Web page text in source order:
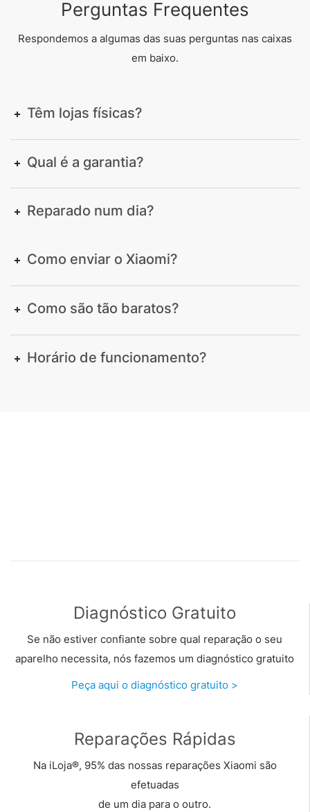
Perguntas Frequentes
Respondemos a algumas das suas perguntas nas caixas
em baixo.
Têm lojas físicas?
Qual é a garantia?
Reparado num dia?
Como enviar o Xiaomi?
Como são tão baratos?
Horário de funcionamento?
Diagnóstico Gratuito
Se não estiver confiante sobre qual reparação o seu
aparelho necessita, nós fazemos um diagnóstico gratuito
Peça aqui o diagnóstico gratuito >
Reparações Rápidas
Na iLoja®, 95% das nossas reparações Xiaomi são
efetuadas
de um dia para o outro.